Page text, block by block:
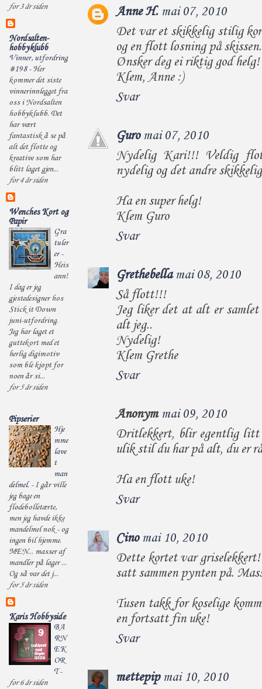
for 3 år siden
Nordsalten-
hobbyklubb
Vinner, utfordring
#198-Her
kommer det siste
vinnerinnlegget fra
oss i Nordsalten
hobbyklubb. Det
har vært
fantastisk å se på
alt det flotte og
kreative som har
blitt laget gjen...
for 4 år siden
Wenches Kort og
Papir
Gra
tuler
er-
Heis
ann!
I dag er jeg
gjestedesigner hos
Stick it Down
juni-utfordring.
Jeg har laget et
guttekort med et
herlig digimotiv
som ble kjøpt for
noen år si...
for 5 år siden
Pipserier
Hje
mme
lave
t
man
delmel.-I går ville
jeg bage en
flødebolletærte,
men jeg havde ikke
mandelmel nok - og
ingen bil hjemme.
MEN... masser af
mandler på lager ...
Og så var det j...
for 5 år siden
Karis Hobbyside
BA
RN
EK
OR
T-
for 6 år siden
Anne H. mai 07, 2010
Det var et skikkelig stilig
og en flott løsning på skissen.
Ønsker deg ei riktig god helg!
Klem, Anne :)
Svar
Guro mai 07, 2010
Nydelig Kari!!! Veldig
nydelig og det andre
Ha en super helg!
Klem Guro
Svar
Grethebella mai 08, 2010
Så flott!!!
Jeg liker det at alt er
alt jeg..
Nydelig!
Klem Grethe
Svar
Anonym mai 09, 2010
Dritlekkert, blir egentlig litt
ulik stil du har på alt, du er
Ha en flott uke!
Svar
Cino mai 10, 2010
Dette kortet var
satt sammen pynten på.
Tusen takk for koselige
en fortsatt fin uke!
Svar
mettepip mai 10, 2010